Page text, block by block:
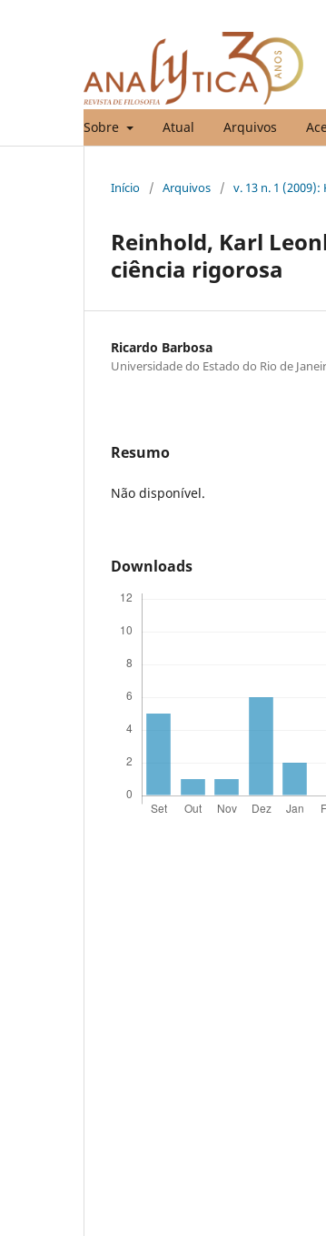
Sobre Atual Arquivos
Início / Arquivos / v. 13 n. 1
Reinhold, Karl
ciência rigorosa
Ricardo Barbosa
Universidade do Estado do Rio de
Resumo
Não disponível.
Downloads